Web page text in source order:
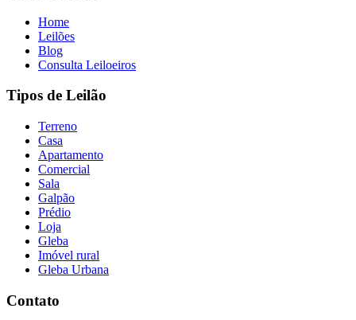
Home
Leilões
Blog
Consulta Leiloeiros
Tipos de Leilão
Terreno
Casa
Apartamento
Comercial
Sala
Galpão
Prédio
Loja
Gleba
Imóvel rural
Gleba Urbana
Contato